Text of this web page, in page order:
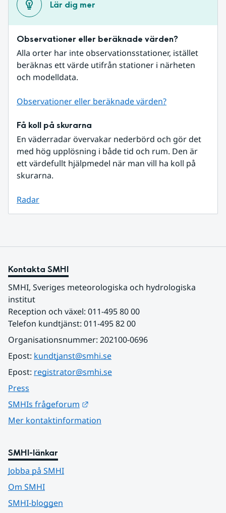
Lär dig mer
Observationer eller beräknade värden?
Alla orter har inte observationsstationer, istället
beräknas ett värde utifrån stationer i närheten
och modelldata.
Observationer eller beräknade värden?
Få koll på skurarna
En väderradar övervakar nederbörd och gör det
med hög upplösning i både tid och rum. Den är
ett värdefullt hjälpmedel när man vill ha koll på
skurarna.
Radar
Kontakta SMHI
SMHI, Sveriges meteorologiska och hydrologiska
institut
Reception och växel: 011-495 80 00
Telefon kundtjänst: 011-495 82 00
Organisationsnummer: 202100-0696
Epost: kundtjanst@smhi.se
Epost: registrator@smhi.se
Press
SMHIs frågeforum
Mer kontaktinformation
SMHI-länkar
Jobba på SMHI
Om SMHI
SMHI-bloggen